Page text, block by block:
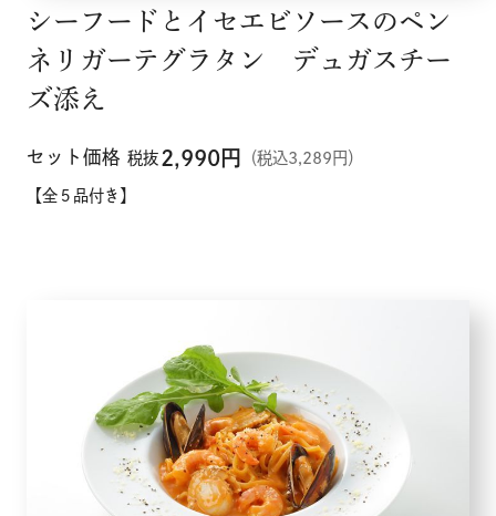
シーフードとイセエビソースのペン
ネリガーテグラタン デュガスチー
ズ添え
セット価格 税抜 2,990円 （税込3,289円）
【全５品付き】